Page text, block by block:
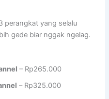
perangkat yang selalu
gede biar nggak ngelag.
– Rp265.000
– Rp325.000